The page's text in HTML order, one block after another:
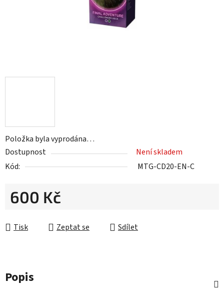
Položka byla vyprodána…
Dostupnost
Není skladem
Kód:
MTG-CD20-EN-C
600 Kč
Tisk
Zeptat se Sdílet
Popis